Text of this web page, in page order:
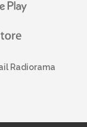
Radiorama